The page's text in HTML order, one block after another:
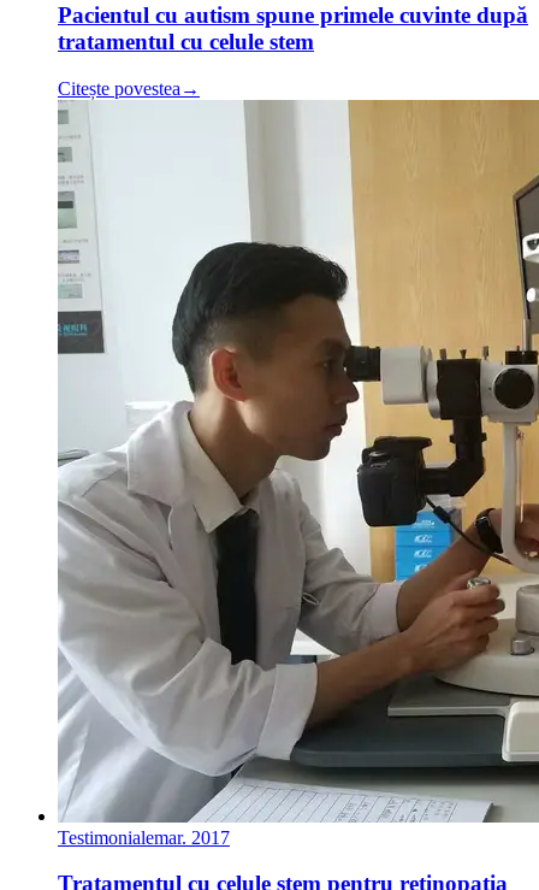
Pacientul cu autism spune primele cuvinte după
tratamentul cu celule stem
Citește povestea →
Testimonialemar. 2017
Tratamentul cu celule stem pentru retinopatia